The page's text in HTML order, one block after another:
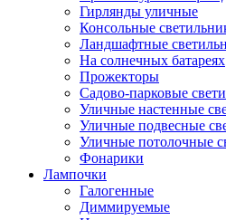
Гирлянды уличные
Консольные
Ландшафтные
На солнечных батареях
Прожекторы
Садово-парковые
Уличные настенные
Уличные подвесные
Уличные потолочные
Фонарики
Лампочки
Галогенные
Диммируемые